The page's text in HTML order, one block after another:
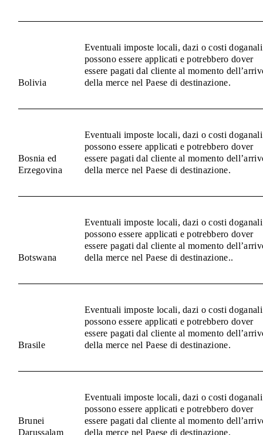
Bolivia
Eventuali imposte locali, dazi o costi doganali
possono essere applicati e potrebbero dover
essere pagati dal cliente al momento
della merce nel Paese di destinazione.
Bosnia ed
Erzegovina
Eventuali imposte locali, dazi o costi doganali
possono essere applicati e potrebbero dover
essere pagati dal cliente al momento
della merce nel Paese di destinazione.
Botswana
Eventuali imposte locali, dazi o costi doganali
possono essere applicati e potrebbero dover
essere pagati dal cliente al momento
della merce nel Paese di destinazione..
Brasile
Eventuali imposte locali, dazi o costi doganali
possono essere applicati e potrebbero dover
essere pagati dal cliente al momento
della merce nel Paese di destinazione.
Brunei
Darussalam
Eventuali imposte locali, dazi o costi doganali
possono essere applicati e potrebbero dover
essere pagati dal cliente al momento
della merce nel Paese di destinazione.